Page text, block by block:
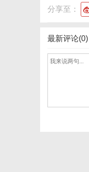
分享至：
最新评论(0)